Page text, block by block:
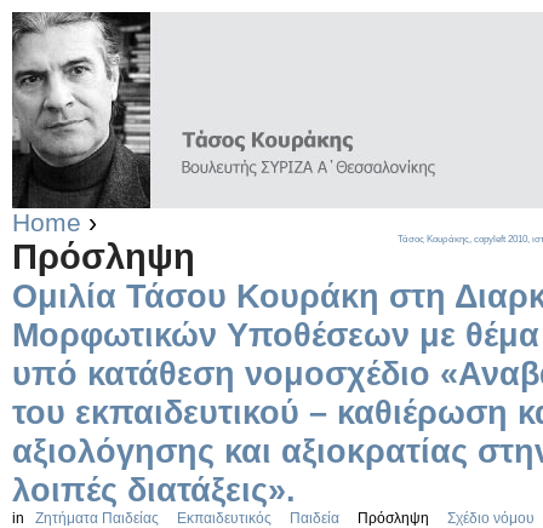
Home ›
Πρόσληψη
Ομιλία Τάσου Κουράκη στη
Μορφωτικών Υποθέσεων με
υπό κατάθεση νομοσχέδιο
του εκπαιδευτικού – καθιέρωση
αξιολόγησης και αξιοκρατίας
λοιπές διατάξεις».
in Ζητήματα Παιδείας Εκπαιδευτικός Παιδεία Πρόσληψη Σχέδιο νόμου
Τάσος Κουράκης, copyleft 2010,